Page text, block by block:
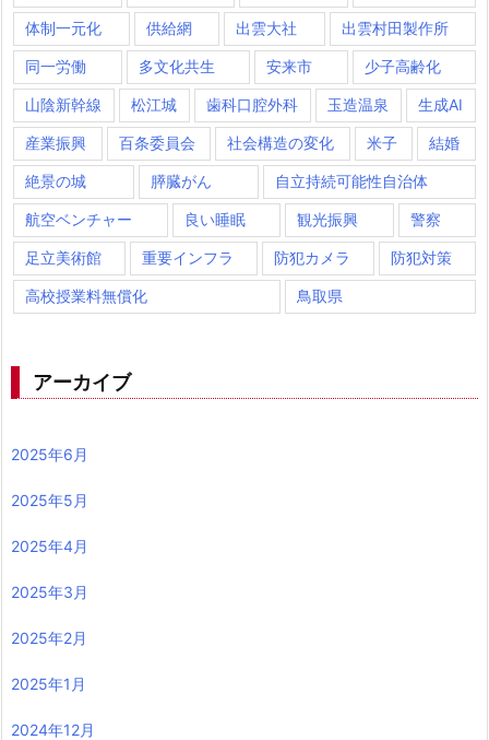
体制一元化 供給網 出雲大社 出雲村田製作所
同一労働 多文化共生 安来市 少子高齢化
山陰新幹線 松江城 歯科口腔外科 玉造温泉 生成AI
産業振興 百条委員会 社会構造の変化 米子 結婚
絶景の城 膵臓がん 自立持続可能性自治体
航空ベンチャー 良い睡眠 観光振興 警察
足立美術館 重要インフラ 防犯カメラ 防犯対策
高校授業料無償化 鳥取県
アーカイブ
2025年6月
2025年5月
2025年4月
2025年3月
2025年2月
2025年1月
2024年12月